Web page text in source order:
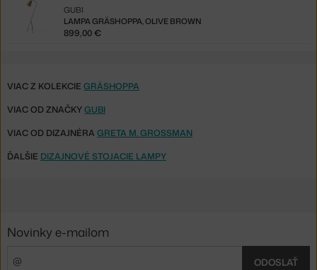
LAMPA GRÄSHOPPA, OLIVE BROWN
GUBI
899,00 €
VIAC Z KOLEKCIE GRÄSHOPPA
VIAC OD ZNAČKYGUBI
VIAC OD DIZAJNÉRA GRETA M. GROSSMAN
ĎALŠIE DIZAJNOVÉ STOJACIE LAMPY
Novinky e-mailom
ODOSLAŤ